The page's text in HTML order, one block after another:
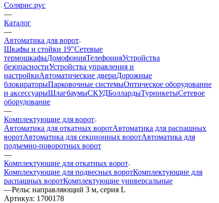
Солярис.рус
—
Каталог
—
Автоматика для ворот
Шкафы и стойки 19"Сетевые
термошкафыДомофонияТелефонияУстройства
безопасностиУстройства управления и
настройкиАвтоматические двериДорожные
блокираторыПарковочные системыОптическое оборудование
и аксессуарыШлагбаумыСКУДБоллардыТурникетыСетевое
оборудование
—
Комплектующие для ворот
Автоматика для откатных воротАвтоматика для распашных
воротАвтоматика для секционных воротАвтоматика для
подъемно-поворотных ворот
—
Комплектующие для откатных ворот
Комплектующие для подвесных воротКомплектующие для
распашных воротКомплектующие универсальные
—Рельс направляющий 3 м, серия L
Артикул: 1700178